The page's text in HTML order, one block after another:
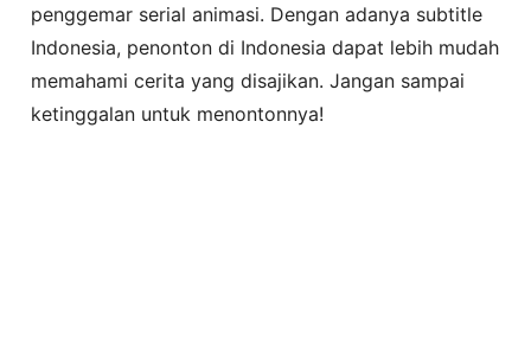
penggemar serial animasi. Dengan adanya subtitle
Indonesia, penonton di Indonesia dapat lebih mudah
memahami cerita yang disajikan. Jangan sampai
ketinggalan untuk menontonnya!